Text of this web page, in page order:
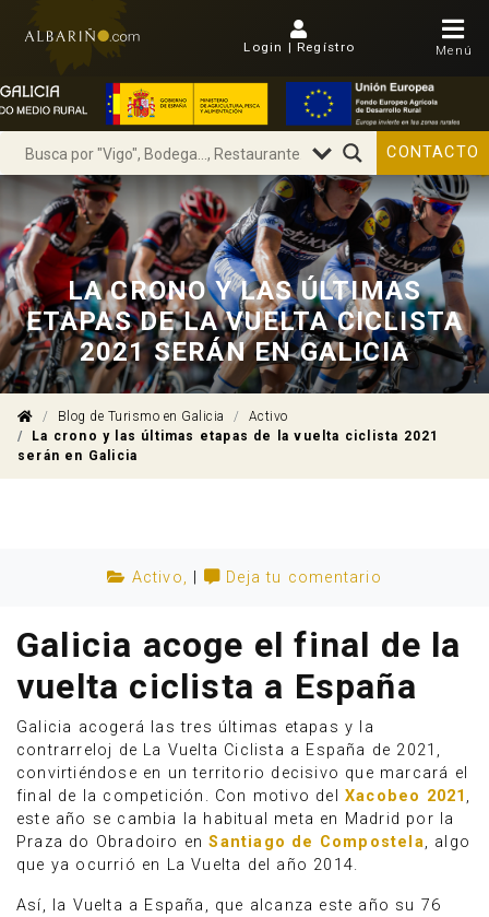
Login | Regístro Menú
Anúnciate
CONTACTO
LA CRONO Y LAS ÚLTIMAS
ETAPAS DE LA VUELTA CICLISTA
2021 SERÁN EN GALICIA
Blog de Turismo en Galicia
Activo
La crono y las últimas etapas de la vuelta ciclista 2021
serán en Galicia
Activo, Deja tu comentario
Galicia acoge el final de la
vuelta ciclista a España
Galicia acogerá las tres últimas etapas y la
contrarreloj de La Vuelta Ciclista a España de 2021,
convirtiéndose en un territorio decisivo que marcará el
final de la competición. Con motivo del Xacobeo 2021 ,
este año se cambia la habitual meta en Madrid por la
Praza do Obradoiro enSantiago de Compostela, algo
que ya ocurrió en La Vuelta del año 2014.
Así, la Vuelta a España, que alcanza este año su 76